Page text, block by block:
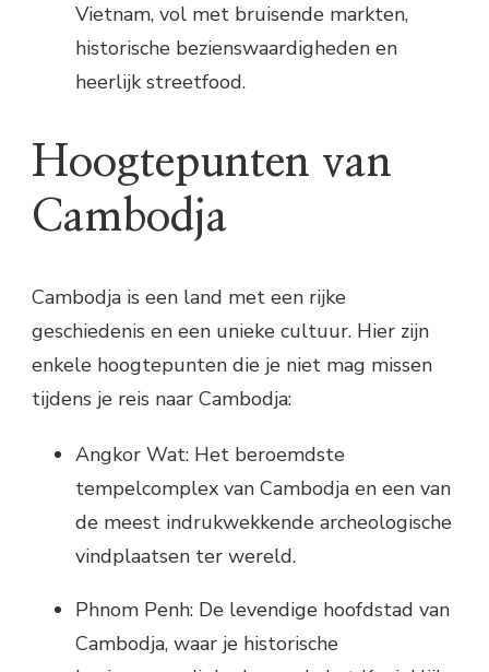
Vietnam, vol met bruisende markten,
historische bezienswaardigheden en
heerlijk streetfood.
Hoogtepunten van
Cambodja
Cambodja is een land met een rijke
geschiedenis en een unieke cultuur. Hier zijn
enkele hoogtepunten die je niet mag missen
tijdens je reis naar Cambodja:
Angkor Wat: Het beroemdste
tempelcomplex van Cambodja en een van
de meest indrukwekkende archeologische
vindplaatsen ter wereld.
Phnom Penh: De levendige hoofdstad van
Cambodja, waar je historische